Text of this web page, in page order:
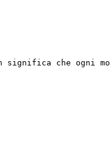
significa che ogni